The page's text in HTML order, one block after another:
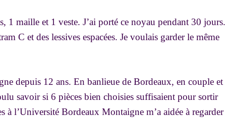
1 maille et 1 veste. J’ai porté ce noyau pendant 30 jours.
C et des lessives espacées. Je voulais garder le même
depuis 12 ans. En banlieue de Bordeaux, en couple et
savoir si 6 pièces bien choisies suffisaient pour sortir
à l’Université Bordeaux Montaigne m’a aidée à regarder